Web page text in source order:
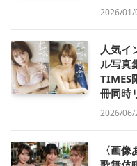
2026/01/
人気イ
ル写真
TIMES
冊同時
2026/06/
〈画